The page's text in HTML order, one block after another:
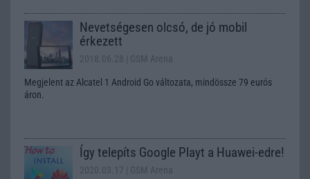
Nevetségesen olcsó, de jó mobil
érkezett
2018.06.28 | GSM Arena
Megjelent az Alcatel 1 Android Go változata, mindössze 79 eurós
áron.
Így telepíts Google Playt a Huawei-edre!
2020.03.17 | GSM Arena